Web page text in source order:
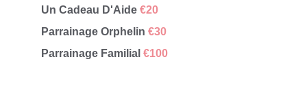
Un Cadeau D'Aide €20
Parrainage Orphelin €30
Parrainage Familial €100